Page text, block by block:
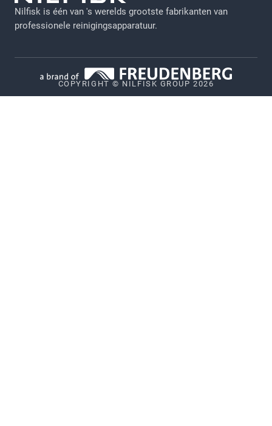
Juridische verklaring
Vulnerability Disclosure Policy
Nilfisk is één van 's werelds grootste fabrikanten van
professionele reinigingsapparatuur.
COPYRIGHT © NILFISK GROUP 2026